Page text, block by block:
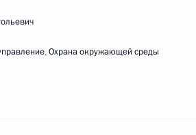
,Охрана окружающей среды